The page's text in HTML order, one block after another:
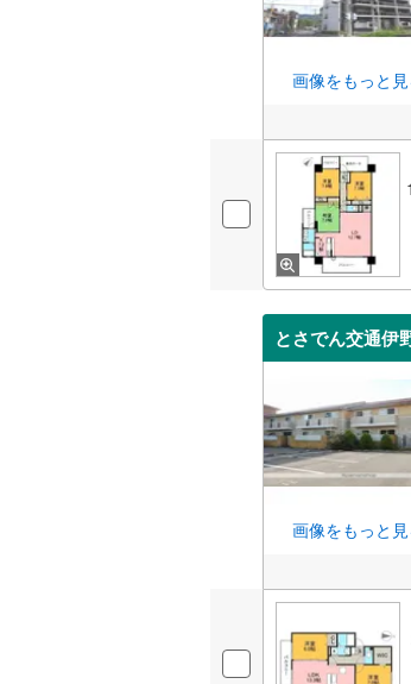
画像をもっと
とさでん交通伊
画像をもっと